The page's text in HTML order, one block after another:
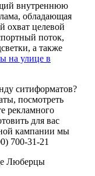
внутреннюю
обладающая
охват целевой
поток,
а также
на улице в
ситиформатов?
посмотреть
рекламного
для вас
кампании мы
700-31-21
Люберцы